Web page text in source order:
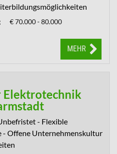
€70.000 - 80.000
MEHR
Elektrotechnik
- Flexible
- Offene Unternehmenskultur